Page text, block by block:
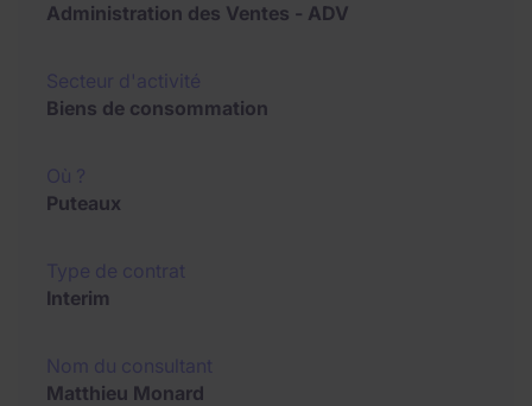
Administration des Ventes - ADV
Biens de consommation
Puteaux
Interim
Matthieu Monard